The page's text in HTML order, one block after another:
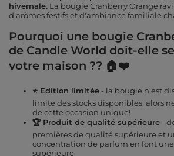
hivernale. La bougie Cranberry Orange
d'arômes festifs et d'ambiance familiale
Pourquoi une bougie
de Candle World doit-elle
votre maison ?? 🏠❤️
⭐ Edition limitée - la bougie n'est
limite des stocks disponibles, alors
de cette occasion unique!
🏆 Produit de qualité supérieure -
premières de qualité supérieure et
concentration de parfum en font
supérieure.